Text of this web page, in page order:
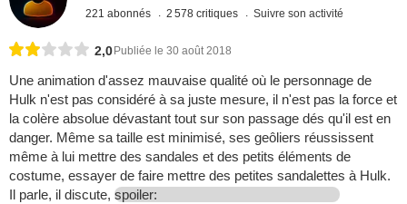
221 abonnés 2 578 critiques Suivre son activité
2,0 Publiée le 30 août 2018
Une animation d'assez mauvaise qualité où le personnage de
Hulk n'est pas considéré à sa juste mesure, il n'est pas la force et
la colère absolue dévastant tout sur son passage dés qu'il est en
danger. Même sa taille est minimisé, ses geôliers réussissent
même à lui mettre des sandales et des petits éléments de
costume, essayer de faire mettre des petites sandalettes à Hulk.
Il parle, il discute, spoiler: